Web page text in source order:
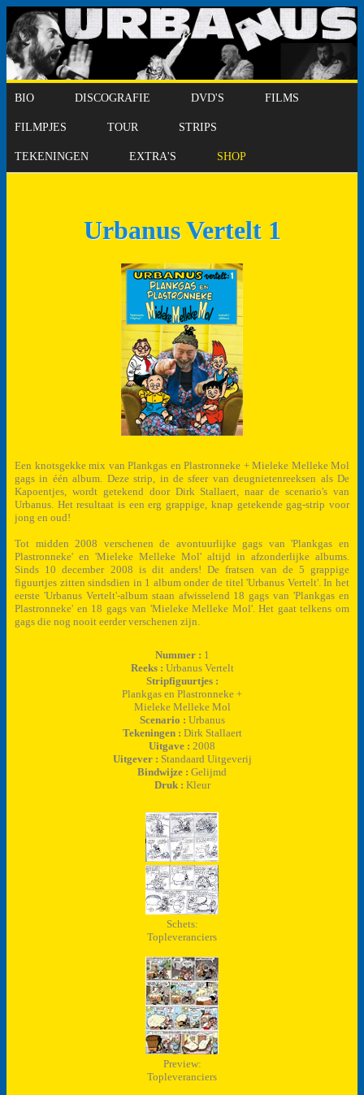
BIO DISCOGRAFIE DVD'S FILMS
FILMPJES TOUR STRIPS
TEKENINGEN EXTRA'S SHOP
Urbanus Vertelt 1
Een knotsgekke mix van Plankgas en Plastronneke + Mieleke Melleke Mol
gags in één album. Deze strip, in de sfeer van deugnietenreeksen als De
Kapoentjes, wordt getekend door Dirk Stallaert, naar de scenario's van
Urbanus. Het resultaat is een erg grappige, knap getekende gag-strip voor
jong en oud!
Tot midden 2008 verschenen de avontuurlijke gags van 'Plankgas en
Plastronneke' en 'Mieleke Melleke Mol' altijd in afzonderlijke albums.
Sinds 10 december 2008 is dit anders! De fratsen van de 5 grappige
figuurtjes zitten sindsdien in 1 album onder de titel 'Urbanus Vertelt'. In het
eerste 'Urbanus Vertelt'-album staan afwisselend 18 gags van 'Plankgas en
Plastronneke' en 18 gags van 'Mieleke Melleke Mol'. Het gaat telkens om
gags die nog nooit eerder verschenen zijn.
Nummer : 1
Reeks : Urbanus Vertelt
Stripfiguurtjes :
Plankgas en Plastronneke +
Mieleke Melleke Mol
Scenario : Urbanus
Tekeningen : Dirk Stallaert
Uitgave : 2008
Uitgever : Standaard Uitgeverij
Bindwijze : Gelijmd
Druk : Kleur
Schets:
Topleveranciers
Preview:
Topleveranciers